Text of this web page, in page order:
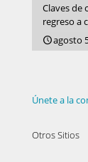
Claves de
regreso a
agosto
Únete a la
Otros Sitios